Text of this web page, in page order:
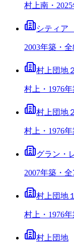
村上南・
シティア
2003年築・
村上団地
村上・1976
村上団地
村上・1976
グラン・
2007年築・
村上団地
村上・1976
村上団地